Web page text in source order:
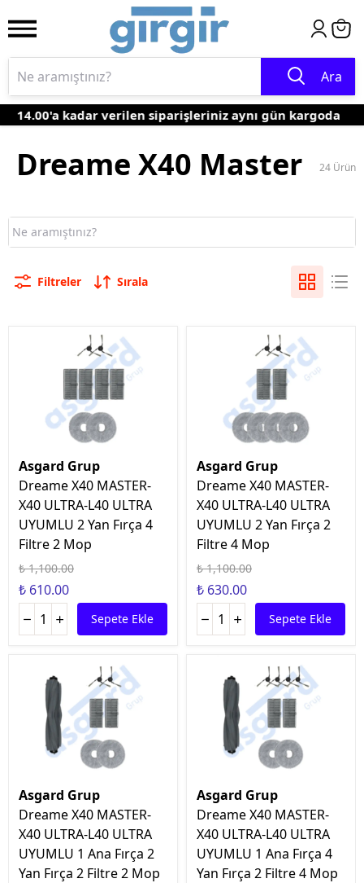
Ara
14.00'a kadar verilen siparişleriniz aynı gün kargoda
Dreame X40 Master 24 Ürün
Filtreler Sırala
Asgard Grup
Dreame X40 MASTER-
X40 ULTRA-L40 ULTRA
UYUMLU 2 Yan Fırça 4
Filtre 2 Mop
₺ 1,100.00
₺ 610.00
Sepete Ekle
Asgard Grup
Dreame X40 MASTER-
X40 ULTRA-L40 ULTRA
UYUMLU 2 Yan Fırça 2
Filtre 4 Mop
₺ 1,100.00
₺ 630.00
Sepete Ekle
Asgard Grup
Dreame X40 MASTER-
X40 ULTRA-L40 ULTRA
UYUMLU 1 Ana Fırça 2
Yan Fırça 2 Filtre 2 Mop
Asgard Grup
Dreame X40 MASTER-
X40 ULTRA-L40 ULTRA
UYUMLU 1 Ana Fırça 4
Yan Fırça 2 Filtre 4 Mop